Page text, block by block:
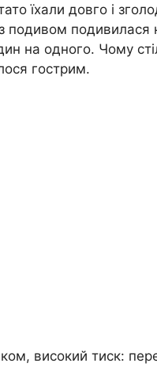
їхали довго і
подивом подивилася
на одного. Чому
гострим.
високий тиск: